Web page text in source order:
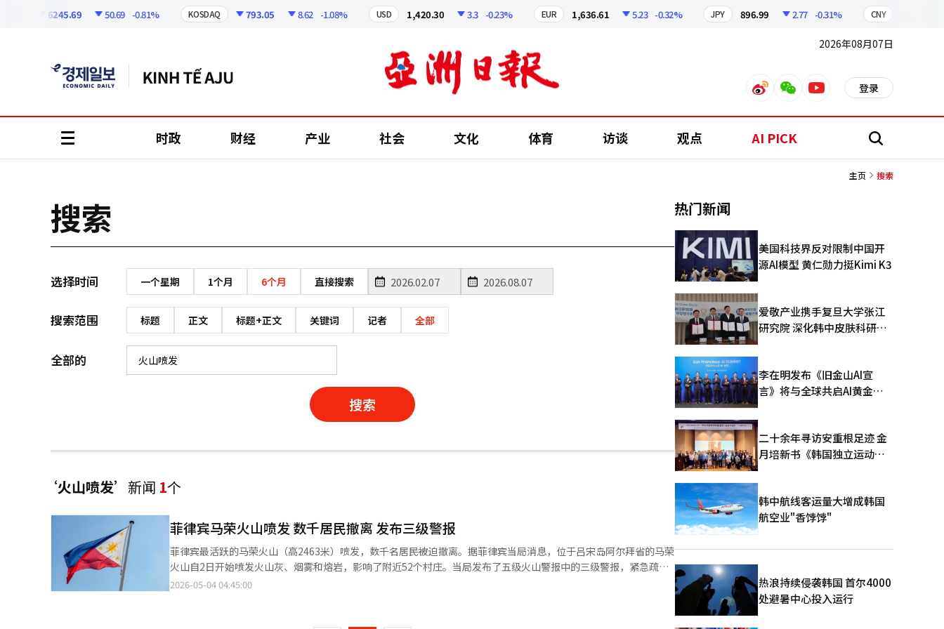
6245.69 50.69 -0.81% KOSDAQ 793.05 8.62 -1.08% USD 1,420.30 3.3 -0.23% EUR 1,636.61 5.23 -0.32% JPY 896.99 2.77 -0.31% CNY
2026年08月07日
weiboweixinyoutube 登录
时政 财经 产业 社会 文化 体育 访谈 观点 AI PICK 搜
主页 搜索
搜索
选择时间 一个星期 1个月 6个月 直接搜索
搜索范围 标题 正文 标题+正文 关键词 记者 全部
全部的
搜索
‘火山喷发’ 新闻 1个
菲律宾马荣火山喷发 数千居民撤离 发布三级警报
菲律宾最活跃的马荣火山（高2463米）喷发，数千名居民被迫撤离。据菲律宾当局消息，位于吕宋岛阿尔拜省的马荣
火山自2日开始喷发火山灰、烟雾和熔岩，影响了附近52个村庄。当局发布了五级火山警报中的三级警报，紧急疏散
约1500户居民。这些居民目前在临时避难所等待火山活动减弱。同时，火山附近地区的通行受到限制，航班也受到影
2026-05-04 04:45:00
热门新闻
美国科技界反对限制中国开
源AI模型 黄仁勋力挺Kimi K3
爱敬产业携手复旦大学张江
研究院 深化韩中皮肤科研合
李在明发布《旧金山AI宣
言》将与全球共启AI黄金时
二十余年寻访安重根足迹 金
月培新书《韩国独立运动圣
韩中航线客运量大增成韩国
航空业"香饽饽"
热浪持续侵袭韩国 首尔4000
处避暑中心投入运行